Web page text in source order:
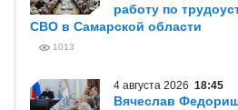
работу по
СВО в Самарской области
1013
4 августа 2026 18:45
Вячеслав